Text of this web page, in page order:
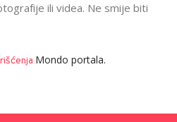
ili videa. Ne smije biti
Mondo portala.